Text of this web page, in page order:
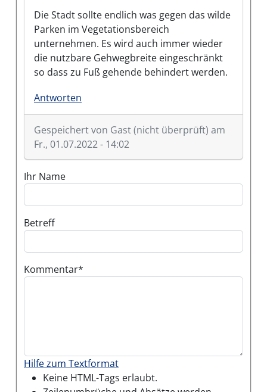
Die Stadt sollte endlich was gegen das wilde
Parken im Vegetationsbereich
unternehmen. Es wird auch immer wieder
die nutzbare Gehwegbreite eingeschränkt
so dass zu Fuß gehende behindert werden.
Antworten
Gespeichert von Gast (nicht überprüft) am
Fr., 01.07.2022 - 14:02
Ihr Name
Betreff
Kommentar
Hilfe zum Textformat
Keine HTML-Tags erlaubt.